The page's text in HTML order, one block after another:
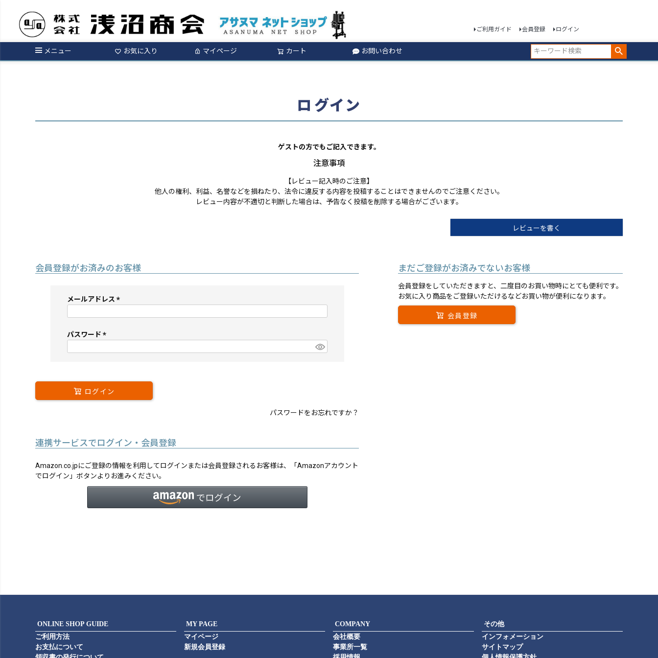
ご利用ガイド 会員登録 ログイン
メニュー お気に入り マイページ カート お問い合わせ
検索
ログイン
ゲストの方でもご記入できます。
注意事項
【レビュー記入時のご注意】
他人の権利、利益、名誉などを損ねたり、法令に違反する内容を投稿することはできませんのでご注意ください。
レビュー内容が不適切と判断した場合は、予告なく投稿を削除する場合がございます。
レビューを書く
会員登録がお済みのお客様
メールアドレス
須)
パスワード
須)
ログイン
パスワードをお忘れですか？
連携サービスでログイン・会員登録
Amazon.co.jpにご登録の情報を利用してログインまたは会員登録されるお客様は、「Amazonアカウント
でログイン」ボタンよりお進みください。
まだご登録がお済みでないお客様
会員登録をしていただきますと、二度目のお買い物時にとても便利です。
お気に入り商品をご登録いただけるなどお買い物が便利になります。
会員登録
ONLINE SHOP GUIDE
ご利用方法
お支払について
MY PAGE
マイページ
新規会員登録
COMPANY
会社概要
事業所一覧
その他
インフォメーション
サイトマップ